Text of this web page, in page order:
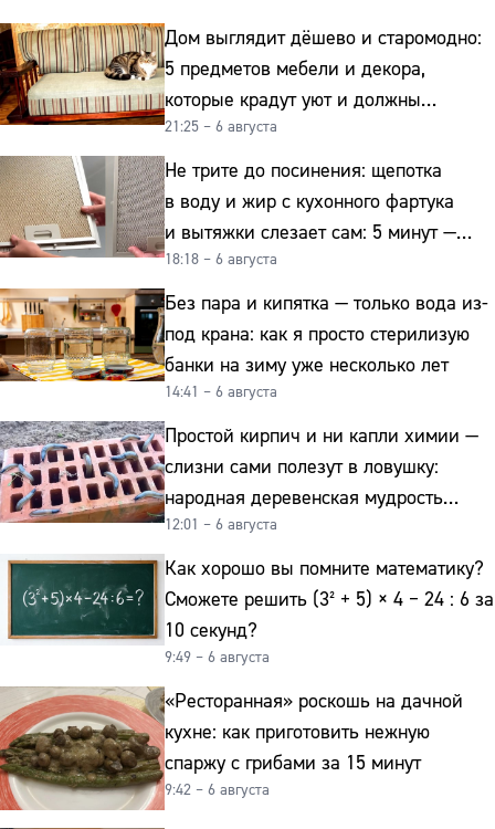
Дом выглядит дёшево и старомодно:
5 предметов мебели и декора,
которые крадут уют и должны
отправиться на свалку прямо сейчас
21:25 – 6 августа
Не трите до посинения: щепотка
в воду и жир с кухонного фартука
и вытяжки слезает сам: 5 минут —
и сверкает как новая
18:18 – 6 августа
Без пара и кипятка — только вода из-
под крана: как я просто стерилизую
банки на зиму уже несколько лет
14:41 – 6 августа
Простой кирпич и ни капли химии —
слизни сами полезут в ловушку:
народная деревенская мудрость
реально работает
12:01 – 6 августа
Как хорошо вы помните математику?
Сможете решить (3² + 5) × 4 − 24 : 6 за
10 секунд?
9:49 – 6 августа
«Ресторанная» роскошь на дачной
кухне: как приготовить нежную
спаржу с грибами за 15 минут
9:42 – 6 августа